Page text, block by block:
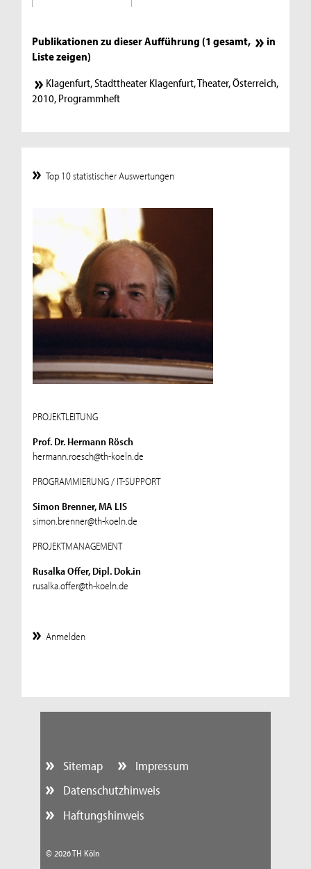
Publikationen zu dieser Aufführung (1 gesamt,
in
Liste zeigen)
Klagenfurt, Stadttheater Klagenfurt, Theater, Österreich,
2010, Programmheft
Top 10 statistischer Auswertungen
PROJEKTLEITUNG
Prof. Dr. Hermann Rösch
hermann.roesch@th-koeln.de
PROGRAMMIERUNG / IT-SUPPORT
Simon Brenner, MA LIS
simon.brenner@th-koeln.de
PROJEKTMANAGEMENT
Rusalka Offer, Dipl. Dok.in
rusalka.offer@th-koeln.de
Anmelden
Sitemap
Impressum
Datenschutzhinweis
Haftungshinweis
© 2026 TH Köln